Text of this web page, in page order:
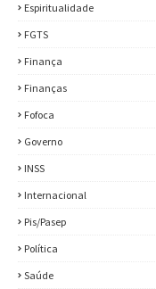
Espiritualidade
FGTS
Finança
Finanças
Fofoca
Governo
INSS
Internacional
Pis/Pasep
Política
Saúde